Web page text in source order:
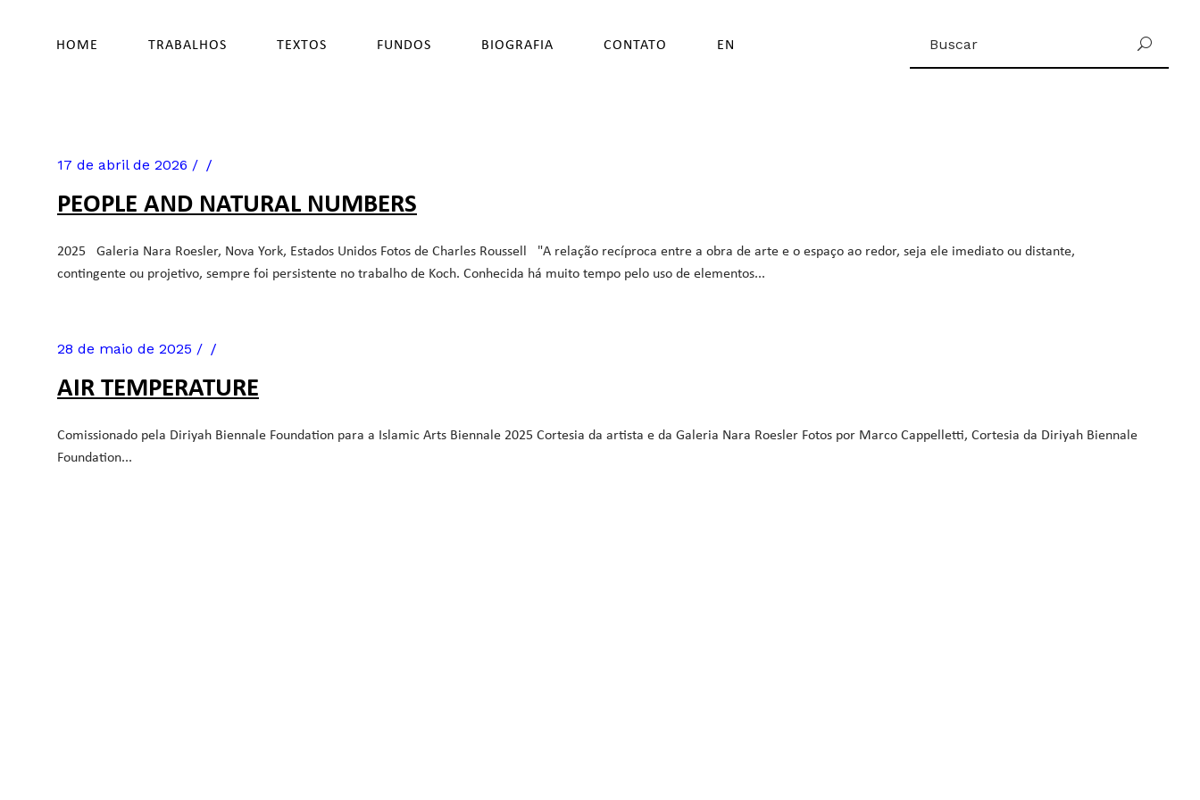
HOME TRABALHOS TEXTOS FUNDOS BIOGRAFIA CONTATO EN U
17 de abril de 2026
PEOPLE AND NATURAL NUMBERS
2025 Galeria Nara Roesler, Nova York, Estados Unidos Fotos de Charles Roussell "A relação recíproca entre a obra de arte e o espaço ao redor, seja ele imediato ou distante,
contingente ou projetivo, sempre foi persistente no trabalho de Koch. Conhecida há muito tempo pelo uso de elementos...
28 de maio de 2025
AIR TEMPERATURE
Comissionado pela Diriyah Biennale Foundation para a Islamic Arts Biennale 2025 Cortesia da artista e da Galeria Nara Roesler Fotos por Marco Cappelletti, Cortesia da Diriyah Biennale
Foundation...